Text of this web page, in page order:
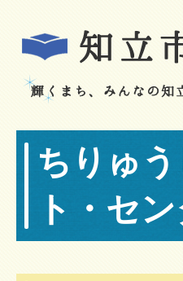
ちりゅ
ト・セ